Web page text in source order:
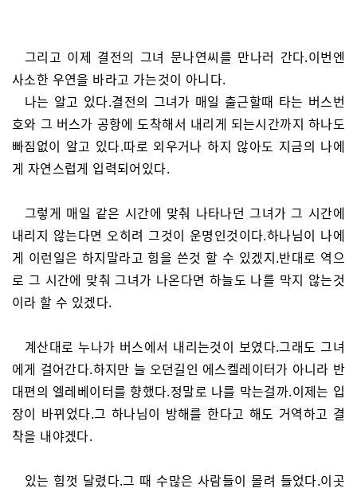
그리고 이제 결전의 그녀 문나연씨를 만나러 간다.이번엔
사소한 우연을 바라고 가는것이 아니다.
나는 알고 있다.결전의 그녀가 매일 출근할때 타는 버스번
호와 그 버스가 공항에 도착해서 내리게 되는시간까지 하나도
빠짐없이 알고 있다.따로 외우거나 하지 않아도 지금의 나에
게 자연스럽게 입력되어있다.
그렇게 매일 같은 시간에 맞춰 나타나던 그녀가 그 시간에
내리지 않는다면 오히려 그것이 운명인것이다.하나님이 나에
게 이런일은 하지말라고 힘을 쓴것 할 수 있겠지.반대로 역으
로 그 시간에 맞춰 그녀가 나온다면 하늘도 나를 막지 않는것
이라 할 수 있겠다.
계산대로 누나가 버스에서 내리는것이 보였다.그래도 그녀
에게 걸어간다.하지만 늘 오던길인 에스켈레이터가 아니라 반
대편의 엘레베이터를 향했다.정말로 나를 막는걸까.이제는 입
장이 바뀌었다.그 하나님이 방해를 한다고 해도 거역하고 결
착을 내야겠다.
있는 힘껏 달렸다.그 때 수많은 사람들이 몰려 들었다.이곳